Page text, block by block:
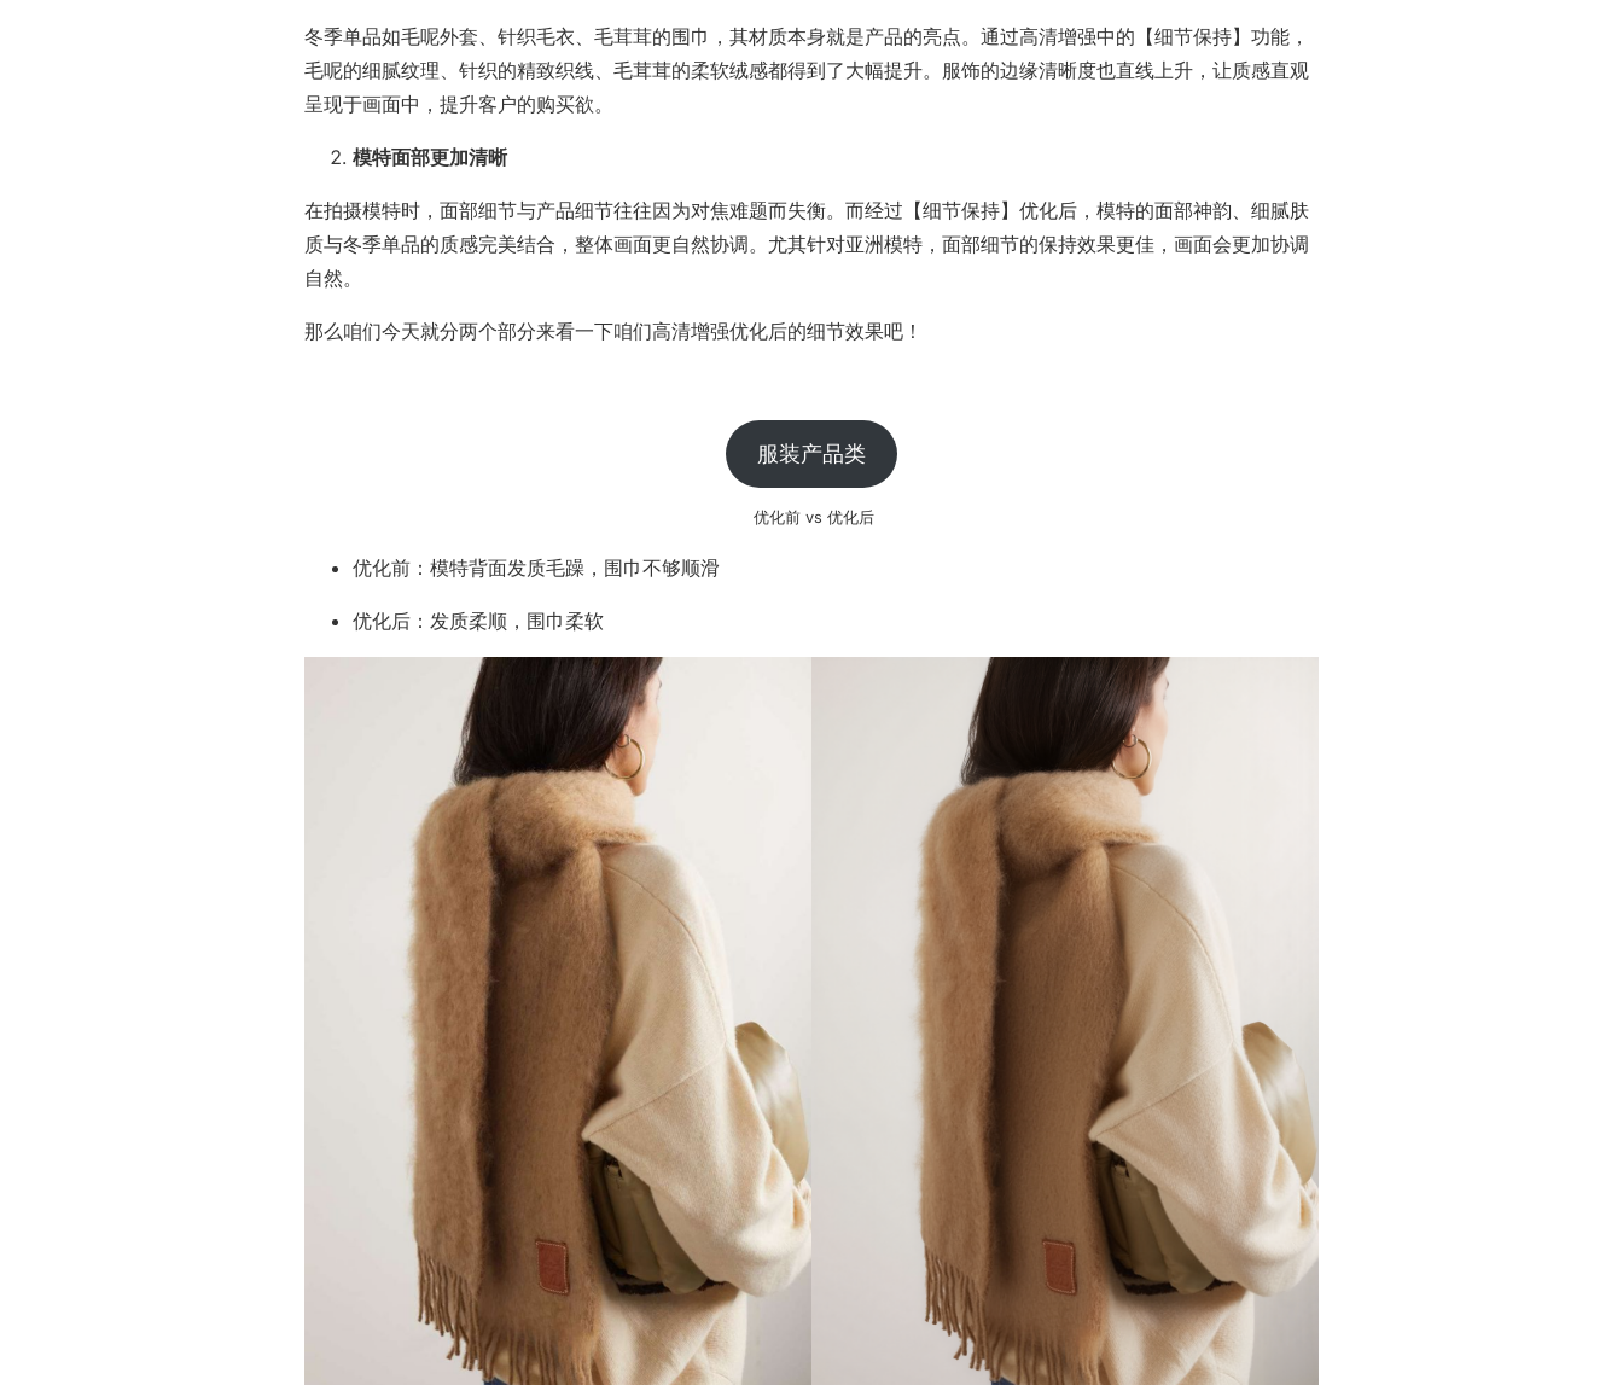
冬季单品如毛呢外套、针织毛衣、毛茸茸的围巾，其材质本身就是产品的亮点。通过高清增强中的【细节保持】功能，
毛呢的细腻纹理、针织的精致织线、毛茸茸的柔软绒感都得到了大幅提升。服饰的边缘清晰度也直线上升，让质感直观
呈现于画面中，提升客户的购买欲。
模特面部更加清晰
在拍摄模特时，面部细节与产品细节往往因为对焦难题而失衡。而经过【细节保持】优化后，模特的面部神韵、细腻肤
质与冬季单品的质感完美结合，整体画面更自然协调。尤其针对亚洲模特，面部细节的保持效果更佳，画面会更加协调
自然。
那么咱们今天就分两个部分来看一下咱们高清增强优化后的细节效果吧！
服装产品类
优化前 vs 优化后
优化前：模特背面发质毛躁，围巾不够顺滑
优化后：发质柔顺，围巾柔软